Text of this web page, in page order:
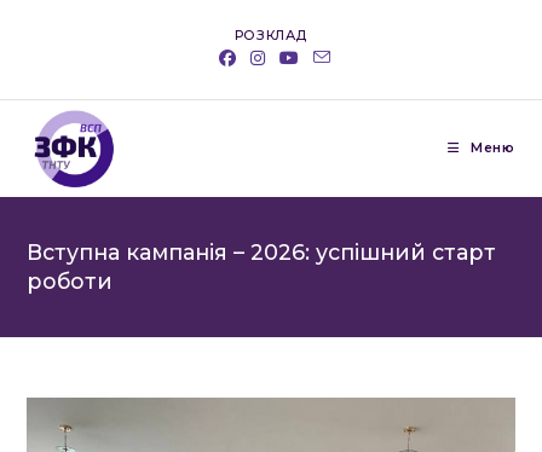
РОЗКЛАД
Меню
Вступна кампанія – 2026: успішний старт
роботи